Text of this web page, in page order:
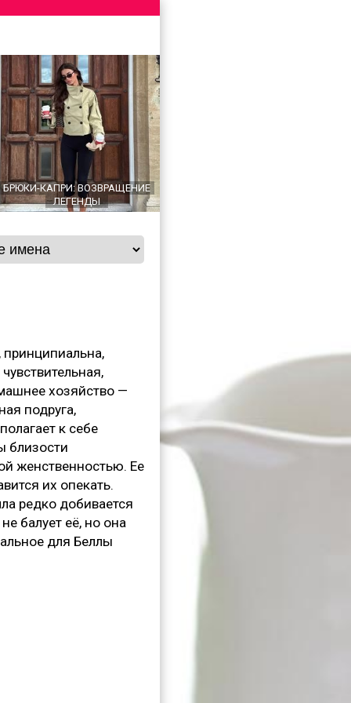
БРЮКИ-КАПРИ: ВОЗВРАЩЕНИЕ
ЛЕГЕНДЫ
принципиальна,
хозяйство —
подруга,
к себе
близости
женственностью. Ее
их опекать.
редко добивается
балует её, но она
для Беллы